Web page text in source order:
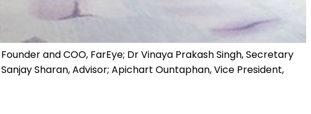
and COO, FarEye; Dr Vinaya Prakash Singh, Secretary
Sharan, Advisor; Apichart Ountaphan, Vice President,